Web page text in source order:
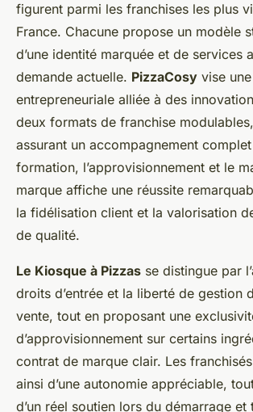
figurent parmi les franchises les plus
France. Chacune propose un modèle
d’une identité marquée et de services
demande actuelle. PizzaCosy vise
entrepreneuriale alliée à des
deux formats de franchise
assurant un accompagnement
formation, l’approvisionnement et le
marque affiche une réussite
la fidélisation client et la valorisation
de qualité.
Le Kiosque à Pizzas se distingue par
droits d’entrée et la liberté de gestion
vente, tout en proposant une
d’approvisionnement sur certains
contrat de marque clair. Les
ainsi d’une autonomie appréciable,
d’un réel soutien lors du démarrage